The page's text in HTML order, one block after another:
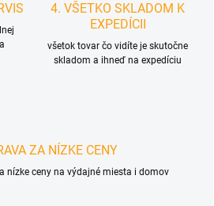
4. VŠETKO SKLADOM K
EXPEDÍCII
všetok tovar čo vidíte je skutočne
skladom a ihneď na expedíciu
ZA NÍZKE CENY
nízke ceny na výdajné miesta i domov